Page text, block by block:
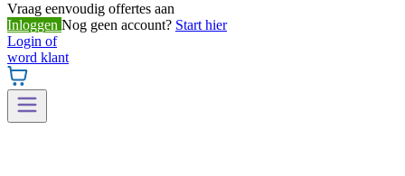
Vraag eenvoudig offertes aan
Inloggen Nog geen account? Start hier
Login of
word klant